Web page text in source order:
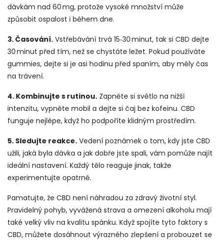
dávkám nad 60 mg, protože vysoké množství může
způsobit ospalost i během dne.
3. Časování. Vstřebávání trvá 15‑30 minut, tak si CBD dejte
30 minut před tím, než se chystáte ležet. Pokud používáte
gummies, dejte si je asi hodinu před spaním, aby měly čas
na trávení.
4. Kombinujte s rutinou. Zapněte si světlo na nižší
intenzitu, vypněte mobil a dejte si čaj bez kofeinu. CBD
funguje nejlépe, když ho podpoříte klidným prostředím.
5. Sledujte reakce. Vedení poznámek o tom, kdy jste CBD
užili, jaká byla dávka a jak dobře jste spali, vám pomůže najít
ideální nastavení. Každý tělo reaguje jinak, takže
experimentujte opatrně.
Pamatujte, že CBD není náhradou za zdravý životní styl.
Pravidelný pohyb, vyvážená strava a omezení alkoholu mají
také velký vliv na kvalitu spánku. Když spojíte tyto faktory s
CBD, můžete dosáhnout výrazného zlepšení a probouzet se